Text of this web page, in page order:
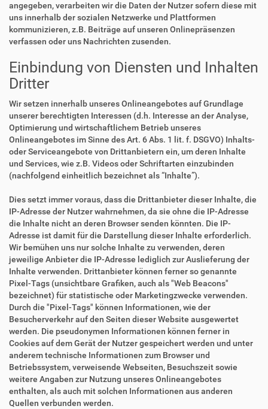
angegeben, verarbeiten wir die Daten der Nutzer sofern diese mit
uns innerhalb der sozialen Netzwerke und Plattformen
kommunizieren, z.B. Beiträge auf unseren Onlinepräsenzen
verfassen oder uns Nachrichten zusenden.
Einbindung von Diensten und Inhalten
Dritter
Wir setzen innerhalb unseres Onlineangebotes auf Grundlage
unserer berechtigten Interessen (d.h. Interesse an der Analyse,
Optimierung und wirtschaftlichem Betrieb unseres
Onlineangebotes im Sinne des Art. 6 Abs. 1 lit. f. DSGVO) Inhalts-
oder Serviceangebote von Drittanbietern ein, um deren Inhalte
und Services, wie z.B. Videos oder Schriftarten einzubinden
(nachfolgend einheitlich bezeichnet als “Inhalte”).
Dies setzt immer voraus, dass die Drittanbieter dieser Inhalte, die
IP-Adresse der Nutzer wahrnehmen, da sie ohne die IP-Adresse
die Inhalte nicht an deren Browser senden könnten. Die IP-
Adresse ist damit für die Darstellung dieser Inhalte erforderlich.
Wir bemühen uns nur solche Inhalte zu verwenden, deren
jeweilige Anbieter die IP-Adresse lediglich zur Auslieferung der
Inhalte verwenden. Drittanbieter können ferner so genannte
Pixel-Tags (unsichtbare Grafiken, auch als "Web Beacons"
bezeichnet) für statistische oder Marketingzwecke verwenden.
Durch die "Pixel-Tags" können Informationen, wie der
Besucherverkehr auf den Seiten dieser Website ausgewertet
werden. Die pseudonymen Informationen können ferner in
Cookies auf dem Gerät der Nutzer gespeichert werden und unter
anderem technische Informationen zum Browser und
Betriebssystem, verweisende Webseiten, Besuchszeit sowie
weitere Angaben zur Nutzung unseres Onlineangebotes
enthalten, als auch mit solchen Informationen aus anderen
Quellen verbunden werden.